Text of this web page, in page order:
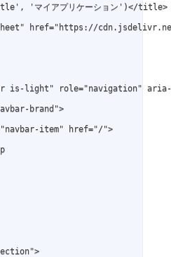
'マイアプリケーション')</title>
href="https://
is-light" role="navigation"
brand">
item" href="/">